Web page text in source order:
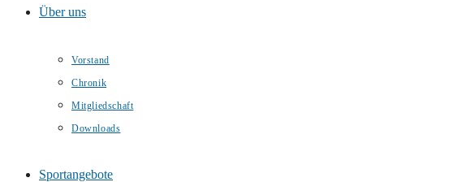
Über uns
Vorstand
Chronik
Mitgliedschaft
Downloads
Sportangebote